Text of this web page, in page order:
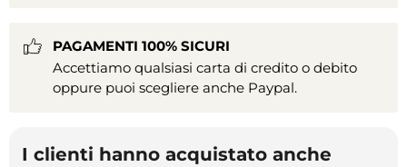
PAGAMENTI 100% SICURI
Accettiamo qualsiasi carta di credito o debito
oppure puoi scegliere anche Paypal.
I clienti hanno acquistato anche